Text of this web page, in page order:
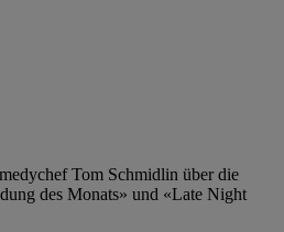
Tom Schmidlin über die
des Monats» und «Late Night